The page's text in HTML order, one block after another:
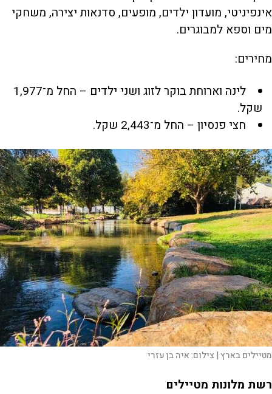
אינפיניטי, מועדון ילדים, מופעים, סדנאות יצירה, משחקי
מים וספא למבוגרים.
מחירים:
לינה וארוחת בוקר לזוג ושני ילדים – החל מ־1,977
שקל.
חצי פנסיון – החל מ־2,443 שקל.
מטיילים בארץ | צילום:איה בן עזרי
רשת מלונות מטיילים